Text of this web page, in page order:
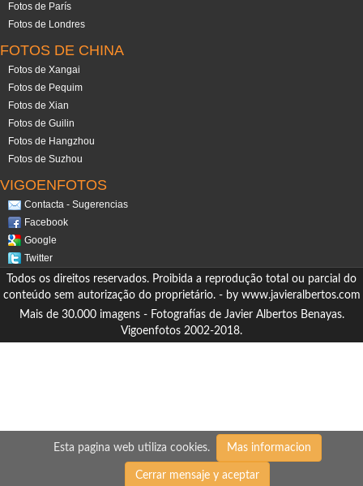
Fotos de París
Fotos de Londres
FOTOS DE CHINA
Fotos de Xangai
Fotos de Pequim
Fotos de Xian
Fotos de Guilin
Fotos de Hangzhou
Fotos de Suzhou
VIGOENFOTOS
Contacta - Sugerencias
Facebook
Google
Twitter
Todos os direitos reservados. Proibida a reprodução total ou parcial do
conteúdo sem autorização do proprietário. - by www.javieralbertos.com
Mais de 30.000 imagens - Fotografías de Javier Albertos Benayas.
Vigoenfotos 2002-2018.
Esta pagina web utiliza cookies. Mas informacion
Cerrar mensaje y aceptar